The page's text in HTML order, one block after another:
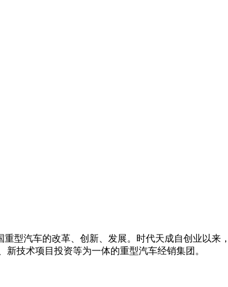
型汽车的改革、创新、发展。时代天成自创业以来
技术项目投资等为一体的重型汽车经销集团。